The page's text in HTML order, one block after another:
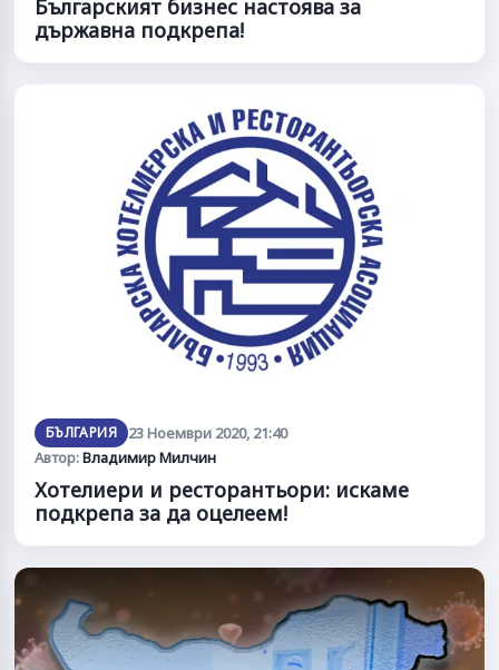
Българският бизнес настоява за
държавна подкрепа!
БЪЛГАРИЯ 23 Ноември 2020, 21:40
Автор:Владимир Милчин
Хотелиери и ресторантьори: искаме
подкрепа за да оцелеем!